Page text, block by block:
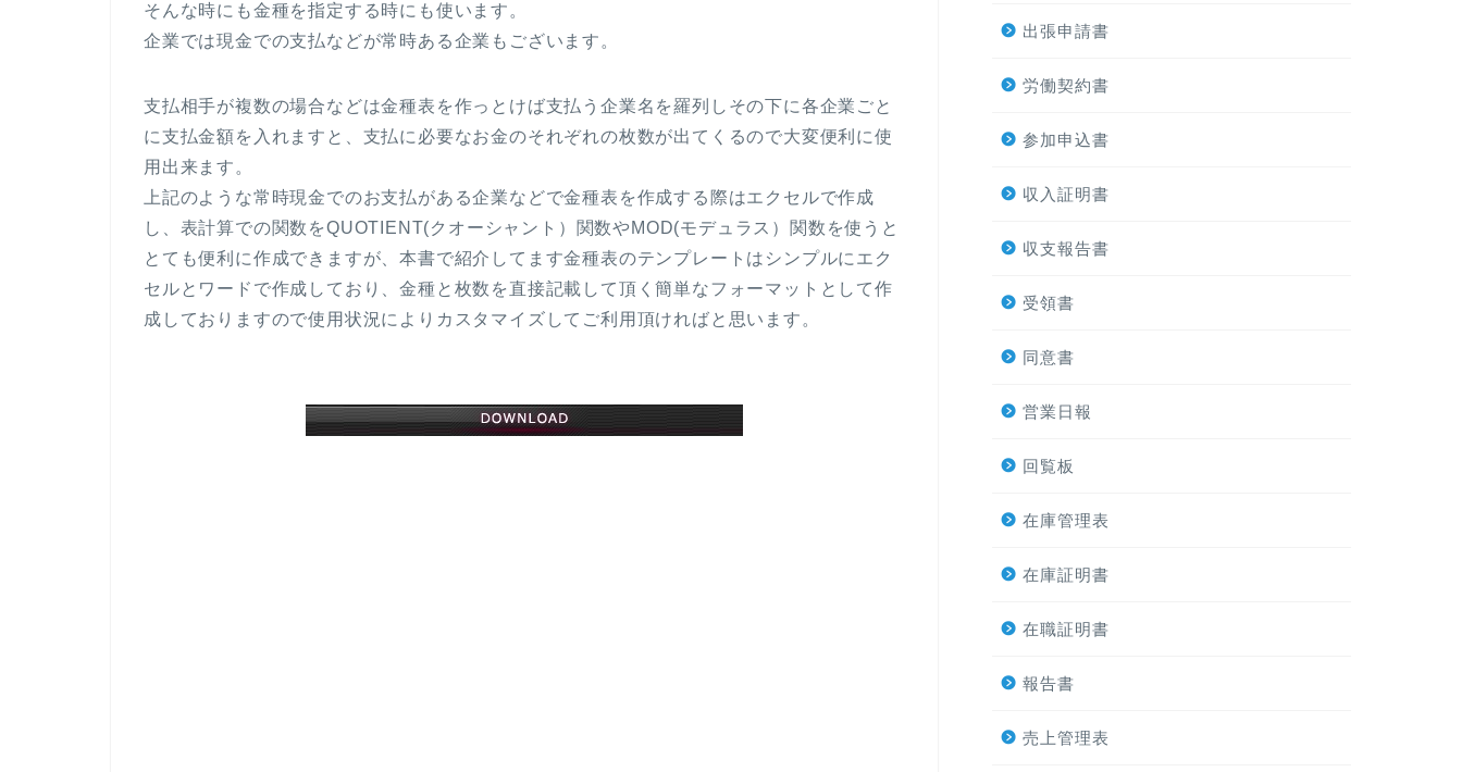
そんな時にも金種を指定する時にも使います。
企業では現金での支払などが常時ある企業もございます。
支払相手が複数の場合などは金種表を作っとけば支払う企業名を羅列しその下に各企業ごと
に支払金額を入れますと、支払に必要なお金のそれぞれの枚数が出てくるので大変便利に使
用出来ます。
上記のような常時現金でのお支払がある企業などで金種表を作成する際はエクセルで作成
し、表計算での関数をQUOTIENT(クオーシャント）関数やMOD(モデュラス）関数を使うと
とても便利に作成できますが、本書で紹介してます金種表のテンプレートはシンプルにエク
セルとワードで作成しており、金種と枚数を直接記載して頂く簡単なフォーマットとして作
成しておりますので使用状況によりカスタマイズしてご利用頂ければと思います。
出張申請書
労働契約書
参加申込書
収入証明書
収支報告書
受領書
同意書
営業日報
回覧板
在庫管理表
在庫証明書
在職証明書
報告書
売上管理表